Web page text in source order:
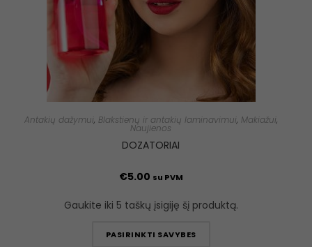
Antakių dažymui, Blakstienų ir antakių laminavimui, Makiažui,
Naujienos
DOZATORIAI
€5.00 su PVM
Gaukite iki 5 taškų įsigiję šį produktą.
PASIRINKTI SAVYBES